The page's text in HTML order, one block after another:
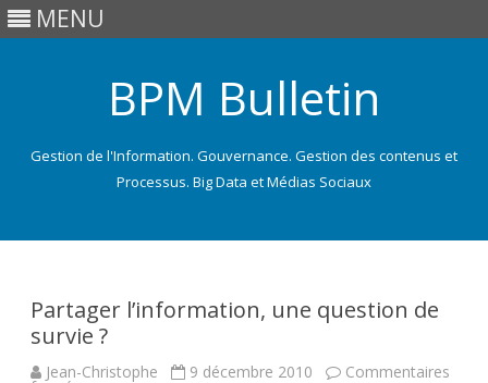
MENU
BPM Bulletin
Gestion de l'Information. Gouvernance. Gestion des contenus et
Processus. Big Data et Médias Sociaux
Partager l’information, une question de
survie ?
Jean-Christophe 9 décembre 2010 Commentaires